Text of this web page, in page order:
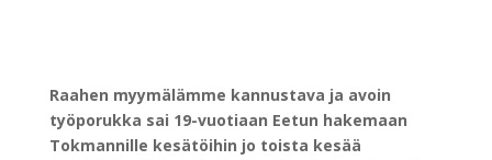
Raahen myymälämme kannustava ja avoin
työporukka sai 19-vuotiaan Eetun hakemaan
Tokmannille kesätöihin jo toista kesää